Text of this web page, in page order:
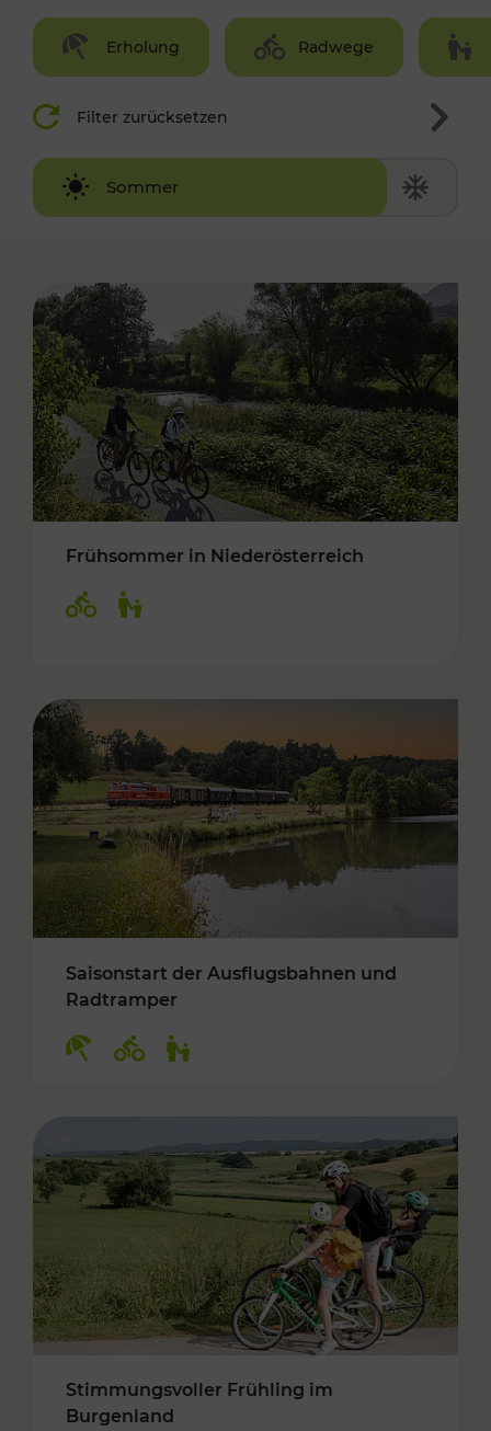
Erholung Radwege
Filter zurücksetzen
Sommer
Winter
Frühsommer in Niederösterreich
Saisonstart der Ausflugsbahnen und
Radtramper
Stimmungsvoller Frühling im
Burgenland